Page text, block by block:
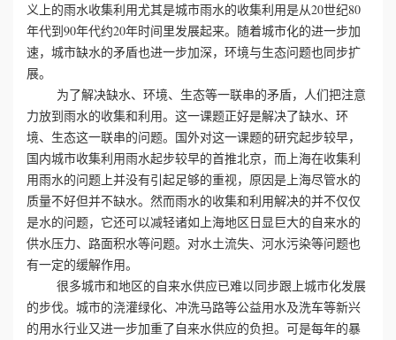
产
工
程
义上的雨水收集利用尤其是城市雨水的收集利用是从20世纪80
年代到90年代约20年时间里发展起来。随着城市化的进一步加
速，城市缺水的矛盾也进一步加深，环境与生态问题也同步扩
展。
为了解决缺水、环境、生态等一联串的矛盾，人们把注意
力放到雨水的收集和利用。这一课题正好是解决了缺水、环
境、生态这一联串的问题。国外对这一课题的研究起步较早，
国内城市收集利用雨水起步较早的首推北京，而上海在收集利
用雨水的问题上并没有引起足够的重视，原因是上海尽管水的
质量不好但并不缺水。然而雨水的收集和利用解决的并不仅仅
是水的问题，它还可以减轻诸如上海地区日显巨大的自来水的
供水压力、路面积水等问题。对水土流失、河水污染等问题也
有一定的缓解作用。
很多城市和地区的自来水供应已难以同步跟上城市化发展
的步伐。城市的浇灌绿化、冲洗马路等公益用水及洗车等新兴
的用水行业又进一步加重了自来水供应的负担。可是每年的暴